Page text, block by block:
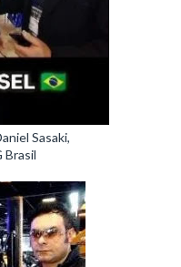
Sasaki,
Brasil